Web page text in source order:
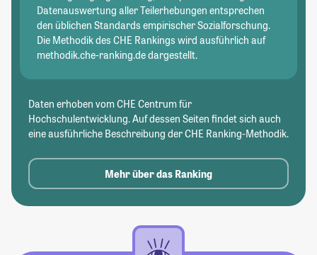
Datenauswertung aller Teilerhebungen entsprechen
den üblichen Standards empirischer Sozialforschung.
Die Methodik des CHE Rankings wird ausführlich auf
methodik.che-ranking.de dargestellt.
Daten erhoben vom CHE Centrum für
Hochschulentwicklung. Auf dessen Seiten findet sich auch
eine ausführliche Beschreibung der CHE Ranking-Methodik.
Mehr über das Ranking